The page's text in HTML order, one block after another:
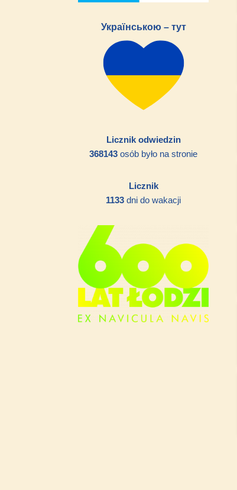
Українською – тут
Licznik odwiedzin
368143 osób było na stronie
Licznik
1133 dni do wakacji